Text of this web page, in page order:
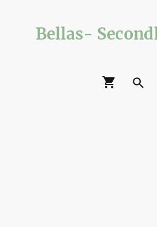
Bellas-